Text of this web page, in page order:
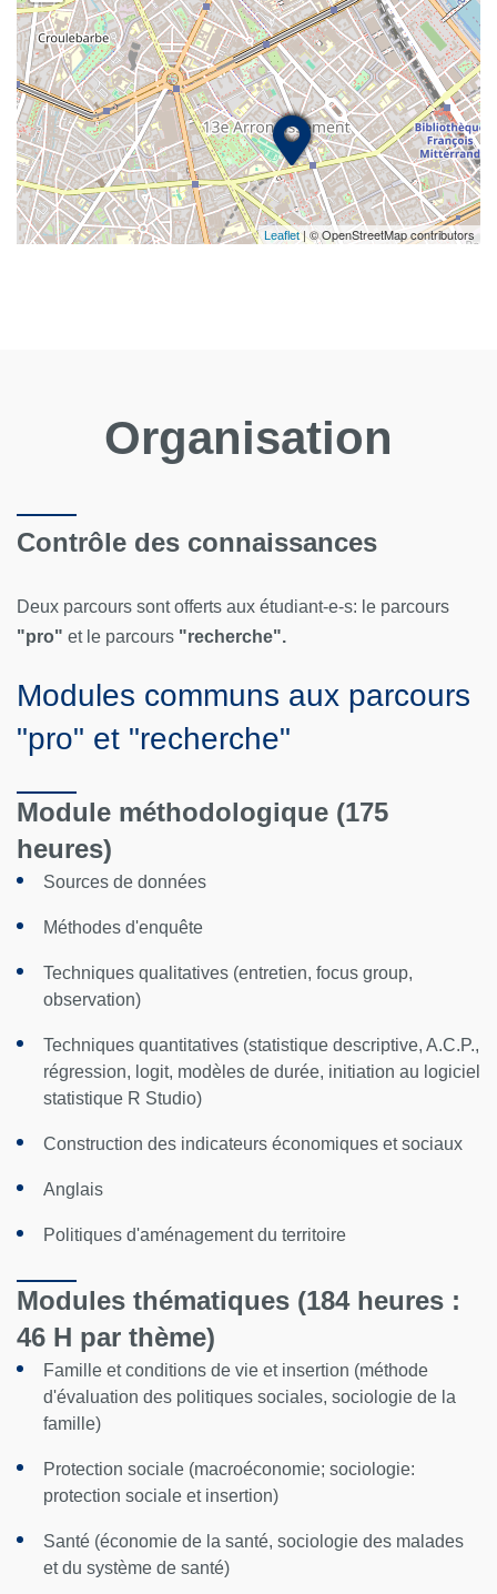
Leaflet| © OpenStreetMap contributors
Organisation
Contrôle des connaissances
Deux parcours sont offerts aux étudiant-e-s: le parcours
"pro" et le parcours "recherche".
Modules communs aux parcours
"pro" et "recherche"
Module méthodologique (175
heures)
Sources de données
Méthodes d'enquête
Techniques qualitatives (entretien, focus group,
observation)
Techniques quantitatives (statistique descriptive, A.C.P.,
régression, logit, modèles de durée, initiation au logiciel
statistique R Studio)
Construction des indicateurs économiques et sociaux
Anglais
Politiques d'aménagement du territoire
Modules thématiques (184 heures :
46 H par thème)
Famille et conditions de vie et insertion (méthode
d'évaluation des politiques sociales, sociologie de la
famille)
Protection sociale (macroéconomie; sociologie:
protection sociale et insertion)
Santé (économie de la santé, sociologie des malades
et du système de santé)